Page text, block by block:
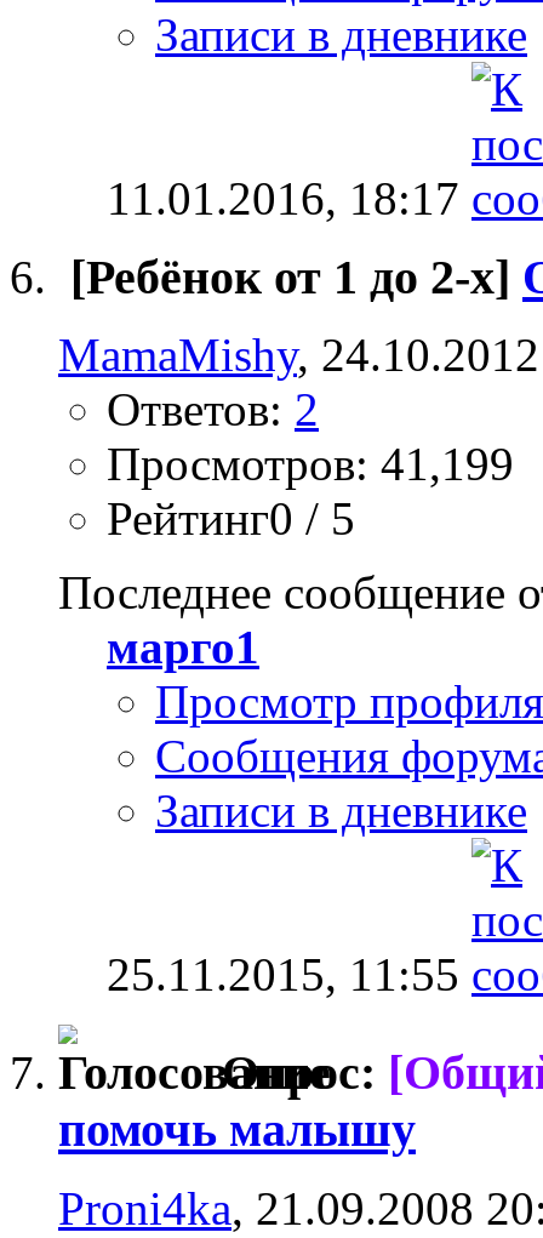
Записи в дневнике
11.01.2016, 18:17
[Ребёнок от 1 до 2-х]
MamaMishy,
Ответов: 2
Просмотров: 41,199
Рейтинг0 / 5
Последнее сообщение
марго1
Просмотр профиля
Сообщения
Записи в дневнике
25.11.2015, 11:55
Опрос:
помочь малышу
Proni4ka, 21.09.2008